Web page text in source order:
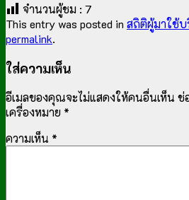
จำนวนผู้ชม : 7
This entry was posted in สถิติผู้มาใช้บ
permalink.
ใส่ความเห็น
อีเมลของคุณจะไม่แสดงให้คนอื่นเห็น ช่
เครื่องหมาย *
ความเห็น *